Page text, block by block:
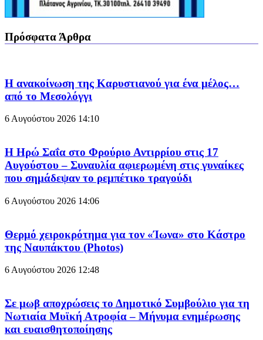
Πρόσφατα Άρθρα
Η ανακοίνωση της Καρυστιανού για ένα μέλος…
από το Μεσολόγγι
6 Αυγούστου 2026 14:10
Η Ηρώ Σαΐα στο Φρούριο Αντιρρίου στις 17
Αυγούστου – Συναυλία αφιερωμένη στις γυναίκες
που σημάδεψαν το ρεμπέτικο τραγούδι
6 Αυγούστου 2026 14:06
Θερμό χειροκρότημα για τον «Ίωνα» στο Κάστρο
της Ναυπάκτου (Photos)
6 Αυγούστου 2026 12:48
Σε μωβ αποχρώσεις το Δημοτικό Συμβούλιο για τη
Νωτιαία Μυϊκή Ατροφία – Μήνυμα ενημέρωσης
και ευαισθητοποίησης